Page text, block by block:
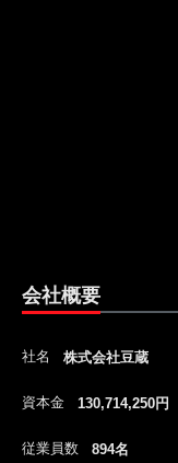
会社概要
社名 株式会社豆蔵
資本金 130,714,250円
従業員数 894名